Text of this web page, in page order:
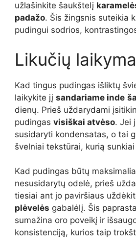
užlašinkite šaukštelį
padažo. Šis žingsnis suteikia
pudingui sodrios,
Likučių
Kad tingus pudingas išliktų
laikykite jį sandariame inde
dienų. Prieš uždarydami
pudingas visiškai atvėso. Jei
susidaryti kondensatas, o tai
švelniai tekstūrai, kurią
Kad pudingas būtų
nesusidarytų odelė, prieš
tiesiai ant jo paviršiaus
plėvelės gabalėlį. Šis
sumažina oro poveikį ir
konsistenciją, kurios taip